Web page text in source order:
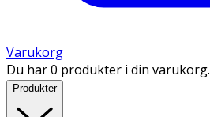
Varukorg
Du har 0 produkter i din varukorg.
Produkter